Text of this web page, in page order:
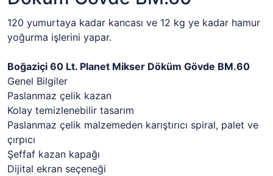
120 yumurtaya kadar kancası ve 12 kg ye kadar hamur
yoğurma işlerini yapar.
Boğaziçi 60 Lt. Planet Mikser Döküm Gövde BM.60
Genel Bilgiler
Paslanmaz çelik kazan
Kolay temizlenebilir tasarım
Paslanmaz çelik malzemeden karıştırıcı spiral, palet ve
çırpıcı
Şeffaf kazan kapağı
Dijital ekran seçeneği